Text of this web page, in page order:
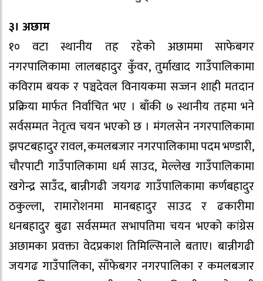
३। अछाम
१० वटा स्थानीय तह रहेको अछाममा साफेबगर
नगरपालिकामा लालबहादुर कुँवर, तुर्माखाद गाउँपालिकामा
कविराम बयक र पञ्चदेवल विनायकमा सज्जन शाही मतदान
प्रक्रिया मार्फत निर्वाचित भए । बाँकी ७ स्थानीय तहमा भने
सर्वसम्मत नेतृत्व चयन भएको छ । मंगलसेन नगरपालिकामा
झपटबहादुर रावल, कमलबजार नगरपालिकामा पदम भण्डारी,
चौरपाटी गाउँपालिकामा धर्म साउद, मेल्लेख गाउँपालिकामा
खगेन्द्र साउँद, बान्नीगढी जयगढ गाउँपालिकामा कर्णबहादुर
ठकुल्ला, रामारोशनमा मानबहादुर साउद र ढकारीमा
धनबहादुर बुढा सर्वसम्मत सभापतिमा चयन भएको कांग्रेस
अछामका प्रवक्ता वेदप्रकाश तिमिल्सिनाले बताए। बान्नीगढी
जयगढ गाउँपालिका, साँफेबगर नगरपालिका र कमलबजार